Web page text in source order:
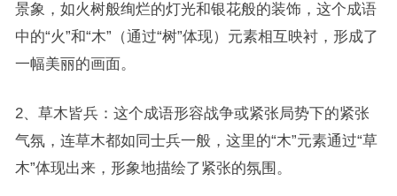
景象，如火树般绚烂的灯光和银花般的装饰，这个成语
中的“火”和“木”（通过“树”体现）元素相互映衬，形成了
一幅美丽的画面。
2、草木皆兵：这个成语形容战争或紧张局势下的紧张
气氛，连草木都如同士兵一般，这里的“木”元素通过“草
木”体现出来，形象地描绘了紧张的氛围。